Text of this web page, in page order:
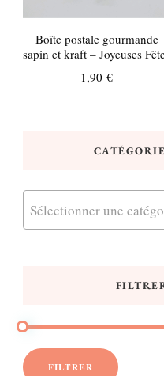
Boîte postale gourmande
sapin et kraft – Joyeuses
1,90€
Sélectionner une
FILTRER